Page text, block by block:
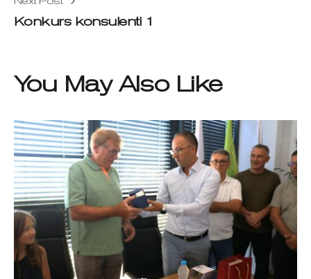
Konkurs konsulenti 1
You May Also Like